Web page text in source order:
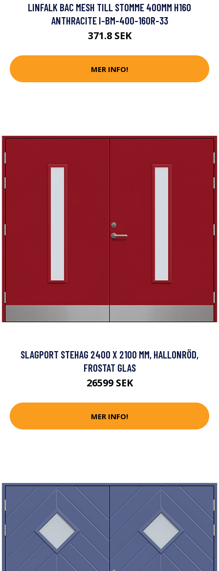
LINFALK BAC MESH TILL STOMME 400MM H160
ANTHRACITE I-BM-400-160R-33
371.8 SEK
MER INFO!
SLAGPORT STEHAG 2400 X 2100 MM, HALLONRÖD,
FROSTAT GLAS
26599 SEK
MER INFO!